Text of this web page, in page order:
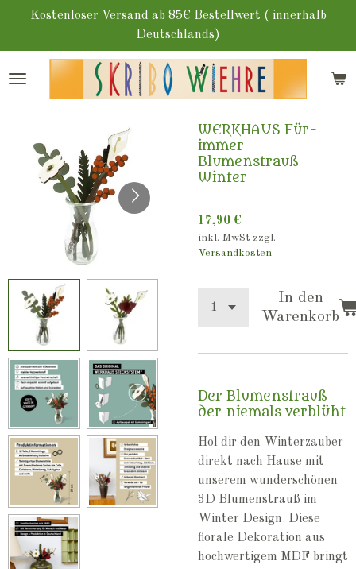
Zum
springen
Kostenloser Versand ab 85€ Bestellwert ( innerhalb
Deutschlands)
WERKHAUS Für-
immer-
Blumenstrauß
Winter
17,90 €
inkl. MwSt zzgl.
Versandkosten
In den
Warenkorb
Der Blumenstrauß
der niemals verblüht
Hol dir den Winterzauber
direkt nach Hause mit
unserem wunderschönen
3D Blumenstrauß im
Winter Design. Diese
florale Dekoration aus
hochwertigem MDF bringt